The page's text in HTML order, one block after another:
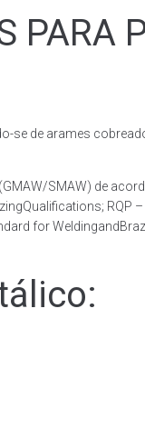
PARA
de arames
SMAW) de
RQP
for